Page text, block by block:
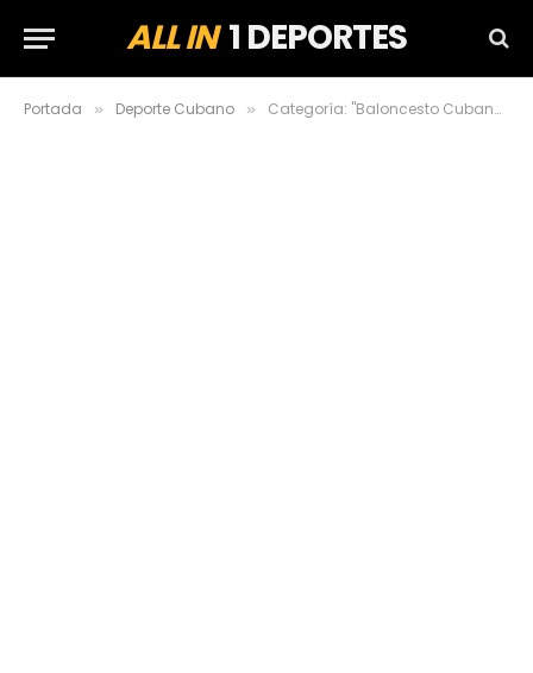
ALL IN1 DEPORTES
Portada » Deporte Cubano » Categoría: "Baloncesto Cubano" (Page 10)